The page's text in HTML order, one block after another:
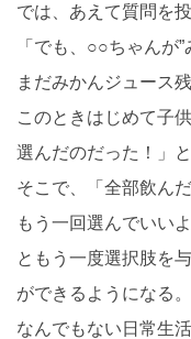
では、あえて質問を
「でも、○○ちゃんが
まだみかんジュース
このときはじめて子
選んだのだった！」と
そこで、「全部飲ん
もう一回選んでいいよ
ともう一度選択肢を
ができるようになる。
なんでもない日常生